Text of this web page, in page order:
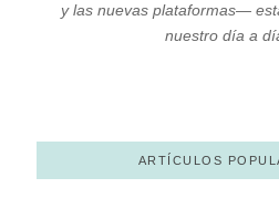
y las nuevas plataformas—
nuestro día a
ARTÍCULOS